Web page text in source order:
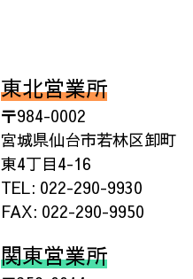
東北営業所
〒984-0002
宮城県仙台市若林区卸町
東4丁目4-16
TEL: 022-290-9930
FAX: 022-290-9950
関東営業所